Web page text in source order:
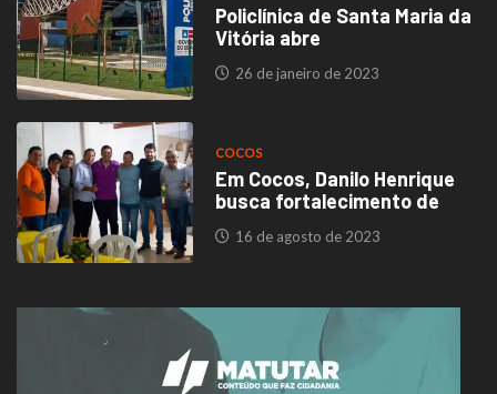
Policlínica de Santa Maria da
Vitória abre
26 de janeiro de 2023
COCOS
Em Cocos, Danilo Henrique
busca fortalecimento de
16 de agosto de 2023